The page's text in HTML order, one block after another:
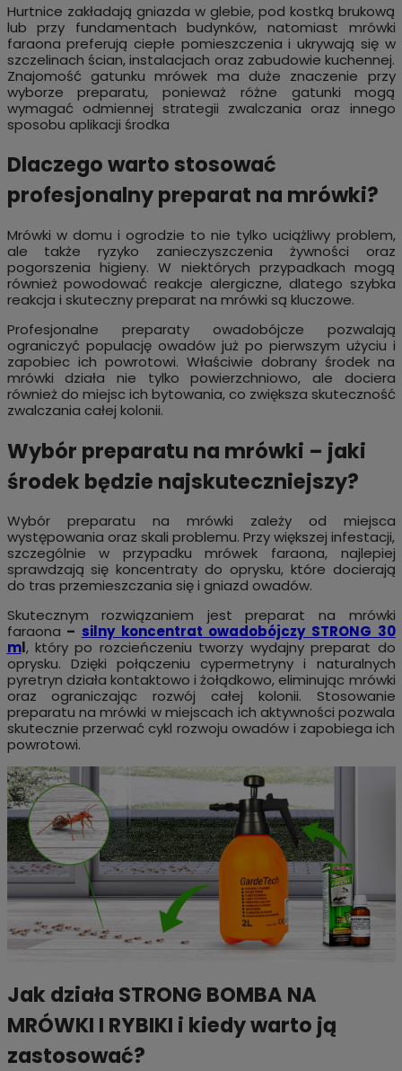
Hurtnice zakładają gniazda w glebie, pod kostką brukową
lub przy fundamentach budynków, natomiast mrówki
faraona preferują ciepłe pomieszczenia i ukrywają się w
szczelinach ścian, instalacjach oraz zabudowie kuchennej.
Znajomość gatunku mrówek ma duże znaczenie przy
wyborze preparatu, ponieważ różne gatunki mogą
wymagać odmiennej strategii zwalczania oraz innego
sposobu aplikacji środka
Dlaczego warto stosować
profesjonalny preparat na mrówki?
Mrówki w domu i ogrodzie to nie tylko uciążliwy problem,
ale także ryzyko zanieczyszczenia żywności oraz
pogorszenia higieny. W niektórych przypadkach mogą
również powodować reakcje alergiczne, dlatego szybka
reakcja i skuteczny preparat na mrówki są kluczowe.
Profesjonalne preparaty owadobójcze pozwalają
ograniczyć populację owadów już po pierwszym użyciu i
zapobiec ich powrotowi. Właściwie dobrany środek na
mrówki działa nie tylko powierzchniowo, ale dociera
również do miejsc ich bytowania, co zwiększa skuteczność
zwalczania całej kolonii.
Wybór preparatu na mrówki – jaki
środek będzie najskuteczniejszy?
Wybór preparatu na mrówki zależy od miejsca
występowania oraz skali problemu. Przy większej infestacji,
szczególnie w przypadku mrówek faraona, najlepiej
sprawdzają się koncentraty do oprysku, które docierają
do tras przemieszczania się i gniazd owadów.
Skutecznym rozwiązaniem jest preparat na mrówki
faraona – silny koncentrat owadobójczy STRONG 30
ml,który po rozcieńczeniu tworzy wydajny preparat do
oprysku. Dzięki połączeniu cypermetryny i naturalnych
pyretryn działa kontaktowo i żołądkowo, eliminując mrówki
oraz ograniczając rozwój całej kolonii. Stosowanie
preparatu na mrówki w miejscach ich aktywności pozwala
skutecznie przerwać cykl rozwoju owadów i zapobiega ich
powrotowi.
Jak działa STRONG BOMBA NA
MRÓWKI I RYBIKI i kiedy warto ją
zastosować?